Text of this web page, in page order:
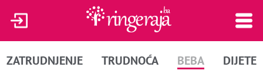
ZATRUDNJENJE TRUDNOĆA BEBA DIJETE